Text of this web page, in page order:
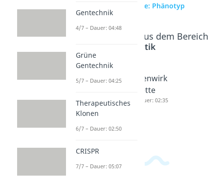
zur Videoseite: Phänotyp
Beliebte Inhalte aus dem Bereich
Genetik
Allel
Homozy
Heteroz
Genwirk
kette
Dauer: 02:35
Gentechnik
4/7 – Dauer: 04:48
Grüne
Gentechnik
5/7 – Dauer: 04:25
Therapeutisches
Klonen
6/7 – Dauer: 02:50
CRISPR
7/7 – Dauer: 05:07